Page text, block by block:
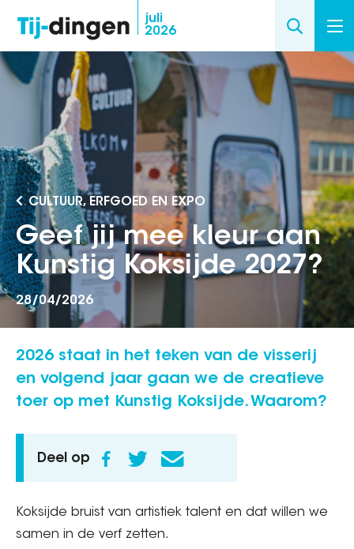
naar
de
juli
2026
CULTUUR, ERFGOED EN EXPO
Geef jij mee kleur aan
Kunstig Koksijde 2027?
28/04/2026
2026 staat in het teken van de visserij
en volgend jaar gaan we de creatieve
toer op met Kunstig Koksijde. Waarom?
Deel op
Koksijde bruist van artistiek talent en dat willen we
samen in de verf zetten.